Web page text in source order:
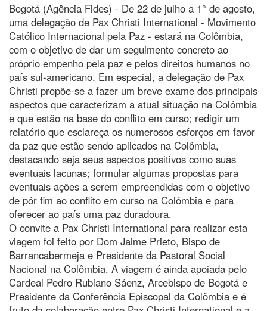
Bogotá (Agência Fides) - De 22 de julho a 1° de agosto,
uma delegação de Pax Christi International - Movimento
Católico Internacional pela Paz - estará na Colômbia,
com o objetivo de dar um seguimento concreto ao
próprio empenho pela paz e pelos direitos humanos no
país sul-americano. Em especial, a delegação de Pax
Christi propõe-se a fazer um breve exame dos principais
aspectos que caracterizam a atual situação na Colômbia
e que estão na base do conflito em curso; redigir um
relatório que esclareça os numerosos esforços em favor
da paz que estão sendo aplicados na Colômbia,
destacando seja seus aspectos positivos como suas
eventuais lacunas; formular algumas propostas para
eventuais ações a serem empreendidas com o objetivo
de pôr fim ao conflito em curso na Colômbia e para
oferecer ao país uma paz duradoura.
O convite a Pax Christi International para realizar esta
viagem foi feito por Dom Jaime Prieto, Bispo de
Barrancabermeja e Presidente da Pastoral Social
Nacional na Colômbia. A viagem é ainda apoiada pelo
Cardeal Pedro Rubiano Sáenz, Arcebispo de Bogotá e
Presidente da Conferência Episcopal da Colômbia e é